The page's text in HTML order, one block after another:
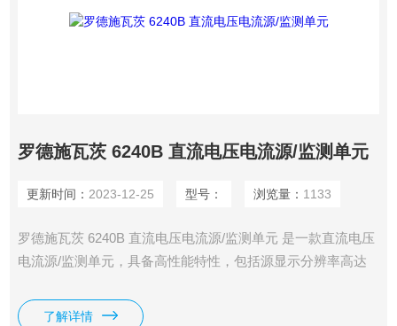
罗德施瓦茨 6240B 直流电压电流源/监测单元
更新时间： 2023-12-25 型号： 浏览量： 1133
罗德施瓦茨 6240B 直流电压电流源/监测单元 是一款直流电压
电流源/监测单元，具备高性能特性，包括源显示分辨率高达
0.02%。
了解详情